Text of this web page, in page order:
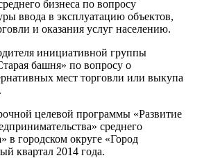
бизнеса по вопросу
ввода в эксплуатацию объектов,
и оказания услуг населению.
инициативной группы
башня» по вопросу о
мест торговли или выкупа
целевой программы «Развитие
среднего
в городском округе «Город
квартал 2014 года.